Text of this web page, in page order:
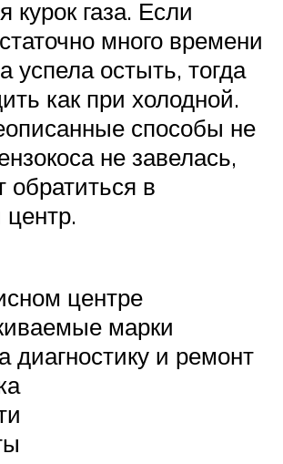
курок газа. Если
много времени
успела остыть, тогда
как при холодной.
способы не
не завелась,
обратиться в
центре
марки
диагностику и ремонт